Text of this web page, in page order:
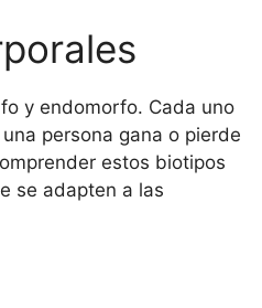
y endomorfo. Cada uno
persona gana o pierde
estos biotipos
se adapten a las